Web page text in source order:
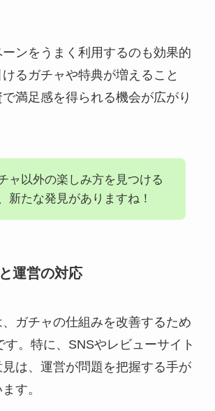
ンをうまく利用するのも効果的
るガチャや特典が増えること
満足感を得られる機会が広がり
ャ以外の楽しみ方を見つける
新たな発見がありますね！
運営の対応
ガチャの仕組みを改善するため
す。特に、SNSやレビューサイト
は、運営が問題を把握する手が
す。